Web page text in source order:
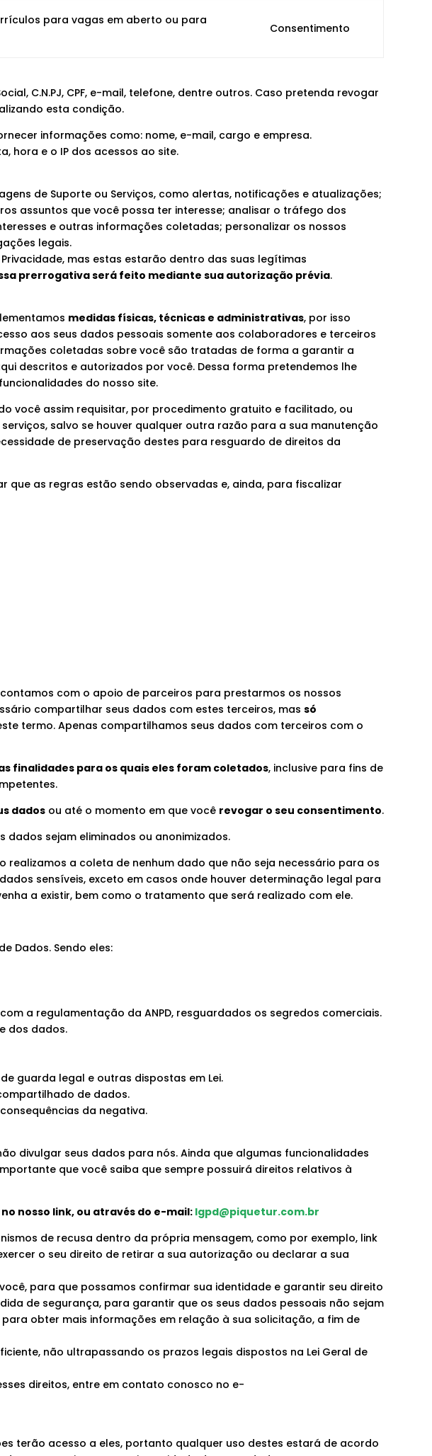
para vagas em aberto ou para
Consentimento
C.N.PJ, CPF, e-mail, telefone, dentre outros. Caso pretenda revogar
esta condição.
informações como: nome, e-mail, cargo e empresa.
hora e o IP dos acessos ao site.
de Suporte ou Serviços, como alertas, notificações e atualizações;
assuntos que você possa ter interesse; analisar o tráfego dos
e outras informações coletadas; personalizar os nossos
legais.
mas estas estarão dentro das suas legítimas
prerrogativa será feito mediante sua autorização prévia.
medidas físicas, técnicas e administrativas, por isso
aos seus dados pessoais somente aos colaboradores e terceiros
coletadas sobre você são tratadas de forma a garantir a
descritos e autorizados por você. Dessa forma pretendemos lhe
do nosso site.
você assim requisitar, por procedimento gratuito e facilitado, ou
salvo se houver qualquer outra razão para a sua manutenção
de preservação destes para resguardo de direitos da
as regras estão sendo observadas e, ainda, para fiscalizar
com o apoio de parceiros para prestarmos os nossos
compartilhar seus dados com estes terceiros, massó
termo. Apenas compartilhamos seus dados com terceiros com o
finalidades para os quais eles foram coletados, inclusive para fins de
dados ou até o momento em que você revogar o seu consentimento.
sejam eliminados ou anonimizados.
a coleta de nenhum dado que não seja necessário para os
sensíveis, exceto em casos onde houver determinação legal para
a existir, bem como o tratamento que será realizado com ele.
Dados. Sendo eles:
a regulamentação da ANPD, resguardados os segredos comerciais.
dos dados.
guarda legal e outras dispostas em Lei.
de dados.
da negativa.
divulgar seus dados para nós. Ainda que algumas funcionalidades
que você saiba que sempre possuirá direitos relativos à
nosso link, ou através do e-mail: lgpd@piquetur.com.br
de recusa dentro da própria mensagem, como por exemplo, link
o seu direito de retirar a sua autorização ou declarar a sua
para que possamos confirmar sua identidade e garantir seu direito
de segurança, para garantir que os seus dados pessoais não sejam
obter mais informações em relação à sua solicitação, a fim de
não ultrapassando os prazos legais dispostos na Lei Geral de
direitos, entre em contato conosco no e-
terão acesso a eles, portanto qualquer uso destes estará de acordo